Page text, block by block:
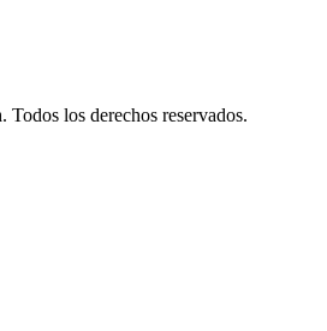
los derechos reservados.